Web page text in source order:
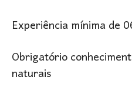
Experiência mínima de
Obrigatório
naturais